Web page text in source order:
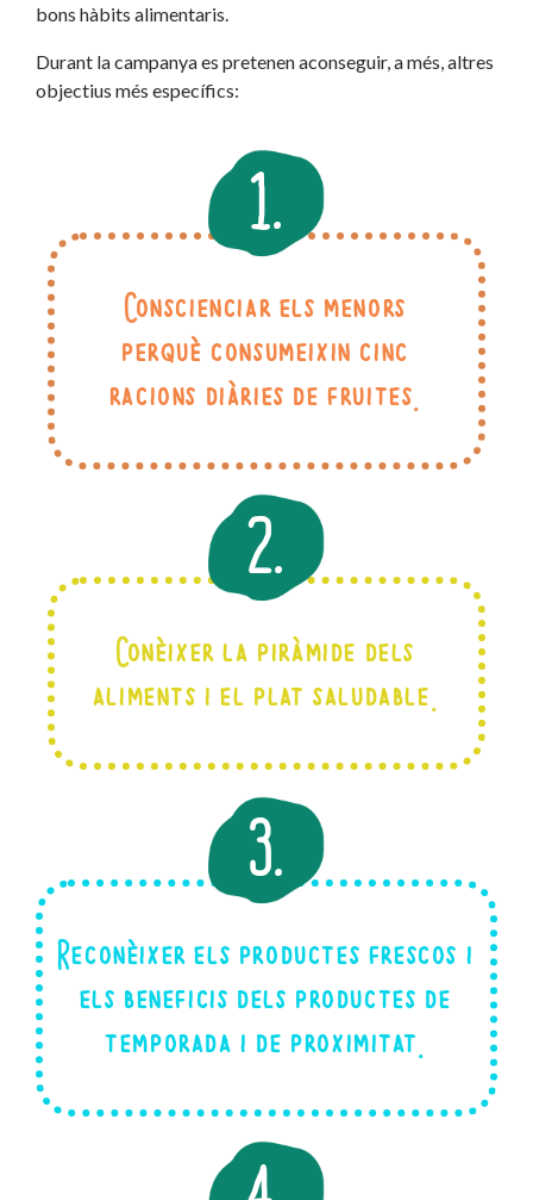
bons hàbits alimentaris.
Durant la campanya es pretenen aconseguir, a més, altres
objectius més específics:
1.
Conscienciar els menors
perquè consumeixin cinc
racions diàries de fruites.
2.
Conèixer la piràmide dels
aliments i el plat saludable.
3.
Reconèixer els productes frescos i
els beneficis dels productes de
temporada i de proximitat.